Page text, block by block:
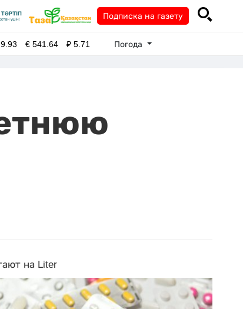
Подписка на газету
€541.64 ₽5.71 Погода
на Liter